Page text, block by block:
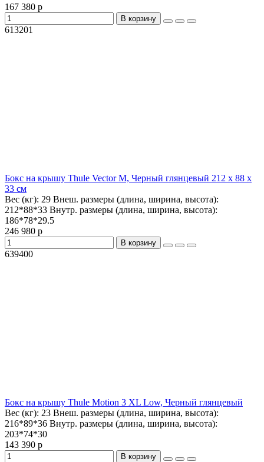
167 380 р
В корзину
613201
Бокс на крышу Thule Vector M, Черный глянцевый 212 x 88 x
33 см
Вес (кг): 29 Внеш. размеры (длина, ширина, высота):
212*88*33 Внутр. размеры (длина, ширина, высота):
186*78*29.5
246 980 р
В корзину
639400
Бокс на крышу Thule Motion 3 XL Low, Черный глянцевый
Вес (кг): 23 Внеш. размеры (длина, ширина, высота):
216*89*36 Внутр. размеры (длина, ширина, высота):
203*74*30
143 390 р
В корзину